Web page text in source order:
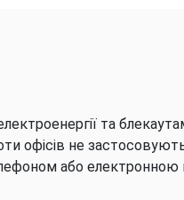
та
офісів не
або